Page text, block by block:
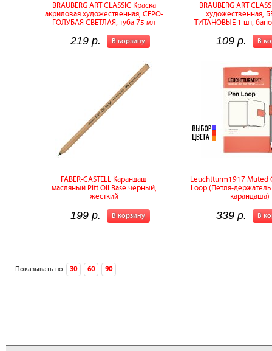
BRAUBERG ART CLASSIC Краска
акриловая художественная, СЕРО-
ГОЛУБАЯ СВЕТЛАЯ, туба 75 мл
В корзину
219 р.
BRAUBERG ART
художественная,
ТИТАНОВЫЕ 1 шт,
В
109 р.
FABER-CASTELL Карандаш
масляный Pitt Oil Base черный,
жесткий
В корзину
199 р.
Leuchtturm1917 Muted
Loop (Петля-
карандаша)
В
339 р.
Показывать по 30 60 90